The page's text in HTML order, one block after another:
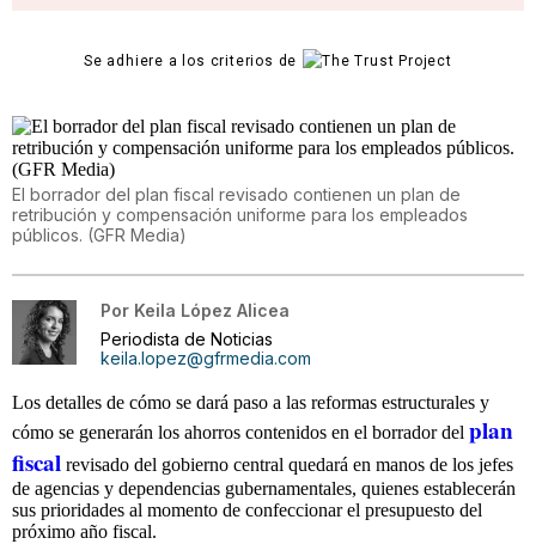
Se adhiere a los criterios de
El borrador del plan fiscal revisado contienen un plan de
retribución y compensación uniforme para los empleados
públicos. (GFR Media)
Por Keila López Alicea
Periodista de Noticias
keila.lopez@gfrmedia.com
Los detalles de cómo se dará paso a las reformas estructurales y
cómo se generarán los ahorros contenidos en el borrador del plan
fiscal revisado del gobierno central quedará en manos de los jefes
de agencias y dependencias gubernamentales, quienes establecerán
sus prioridades al momento de confeccionar el presupuesto del
próximo año fiscal.